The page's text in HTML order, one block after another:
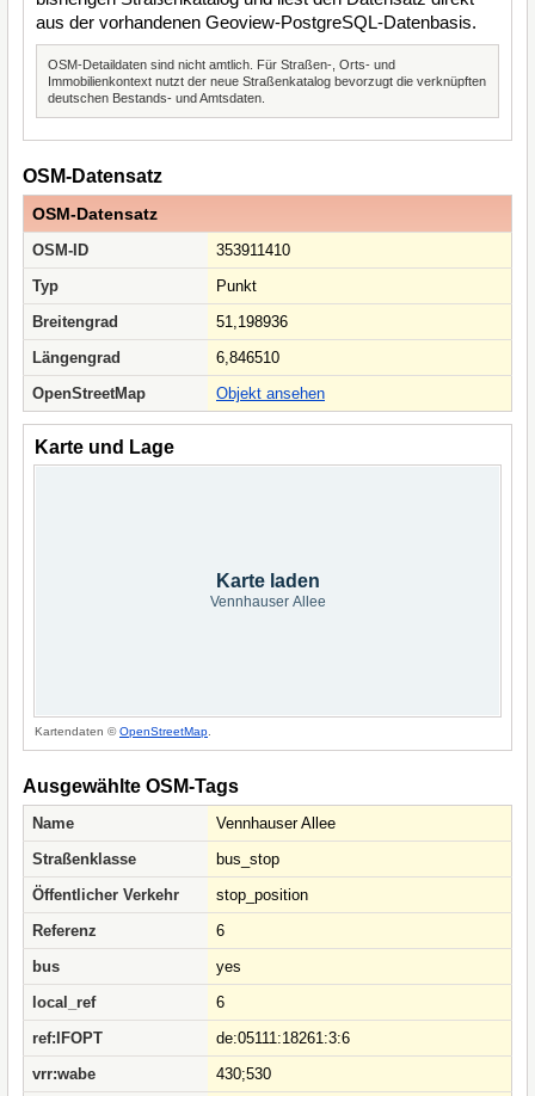
aus der vorhandenen Geoview-PostgreSQL-Datenbasis.
OSM-Detaildaten sind nicht amtlich. Für Straßen-, Orts- und
Immobilienkontext nutzt der neue Straßenkatalog bevorzugt die verknüpften
deutschen Bestands- und Amtsdaten.
OSM-Datensatz
OSM-Datensatz
OSM-ID
353911410
Typ
Punkt
Breitengrad
51,198936
Längengrad
6,846510
OpenStreetMap
Objekt ansehen
Karte und Lage
Karte laden
Vennhauser Allee
Kartendaten ©OpenStreetMap
Ausgewählte OSM-Tags
Name
Vennhauser Allee
Straßenklasse
bus_stop
Öffentlicher Verkehr
stop_position
Referenz
6
bus
yes
local_ref
6
ref:IFOPT
de:05111:18261:3:6
vrr:wabe
430;530